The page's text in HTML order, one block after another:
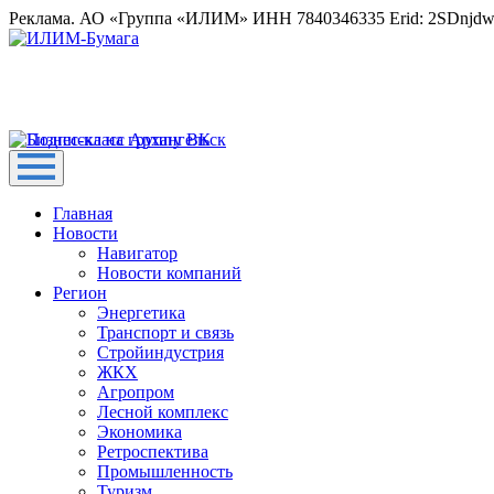
Реклама. АО «Группа «ИЛИМ» ИНН 7840346335 Erid:
Главная
Новости
Навигатор
Новости компаний
Регион
Энергетика
Транспорт и связь
Стройиндустрия
ЖКХ
Агропром
Лесной комплекс
Экономика
Ретроспектива
Промышленность